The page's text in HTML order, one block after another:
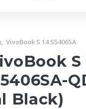
VivoBook S 14 S5406SA
S
Black)